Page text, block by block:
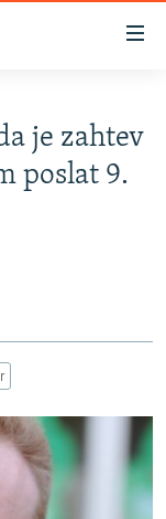
je zahtev
poslat 9.